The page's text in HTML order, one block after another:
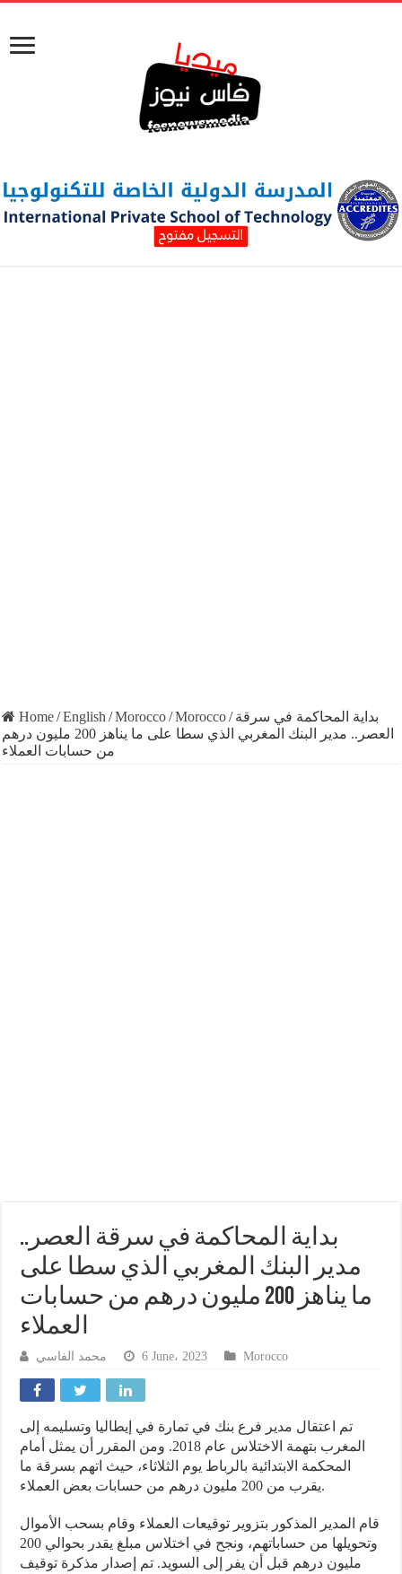
Home/English /Morocco/Morocco/ بداية المحاكمة في سرقة
العصر.. مدير البنك المغربي الذي سطا على ما يناهز 200 مليون درهم
من حسابات العملاء
بداية المحاكمة في سرقة العصر..
مدير البنك المغربي الذي سطا على
ما يناهز 200 مليون درهم من حسابات
العملاء
محمد الفاسي 6 June، 2023 Morocco
تم اعتقال مدير فرع بنك في تمارة في إيطاليا وتسليمه إلى
المغرب بتهمة الاختلاس عام 2018. ومن المقرر أن يمثل أمام
المحكمة الابتدائية بالرباط يوم الثلاثاء، حيث اتهم بسرقة ما
يقرب من 200 مليون درهم من حسابات بعض العملاء.
قام المدير المذكور بتزوير توقيعات العملاء وقام بسحب الأموال
وتحويلها من حساباتهم، ونجح في اختلاس مبلغ يقدر بحوالي 200
مليون درهم قبل أن يفر إلى السويد. تم إصدار مذكرة توقيف